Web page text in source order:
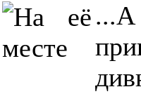
...А